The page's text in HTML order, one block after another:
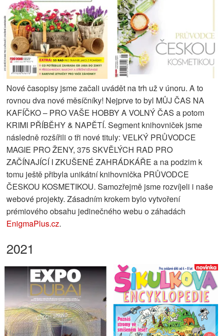
Nové časopisy jsme začali uvádět na trh už v únoru. A to
rovnou dva nové měsíčníky! Nejprve to byl MŮJ ČAS NA
KAFÍČKO – PRO VAŠE HOBBY A VOLNÝ ČAS a potom
KRIMI PŘÍBĚHY & NAPĚTÍ. Segment knihovniček jsme
následně rozšířili o tři nové tituly: VELKÝ PRŮVODCE
MAGIE PRO ŽENY, 375 SKVĚLÝCH RAD PRO
ZAČÍNAJÍCÍ I ZKUŠENÉ ZAHRÁDKÁŘE a na podzim k
tomu ještě přibyla unikátní knihovnička PRŮVODCE
ČESKOU KOSMETIKOU. Samozřejmě jsme rozvíjeli i naše
webové projekty. Zásadním krokem bylo vytvoření
prémiového obsahu jedinečného webu o záhadách
EnigmaPlus.cz.
2021